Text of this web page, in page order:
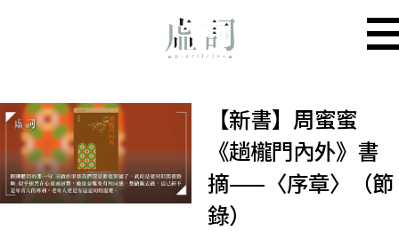
【新書】周蜜蜜
《趟櫳門內外》書
摘——〈序章〉（節
錄）